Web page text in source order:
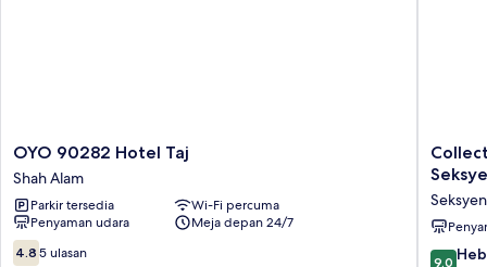
OYO
90282
Hotel
Taj
Shah
Alam
OYO 90282 Hotel Taj
Shah Alam
Parkir tersedia
Wi-Fi percuma
Penyaman udara
Meja depan 24/7
4.8
4.8 5 ulasan
O
Alam
Hotel
9.0
9.0